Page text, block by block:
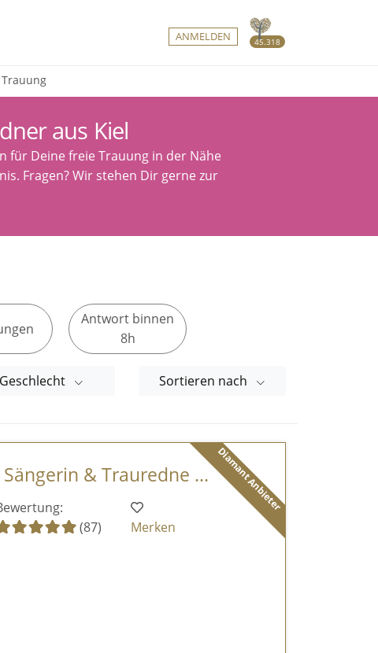
45.318
ANMELDEN
aus Kiel
für Deine freie Trauung in der Nähe
Fragen? Wir stehen Dir gerne zur
Antwort binnen
8h
Geschlecht Sortieren nach
Diamant Anbieter
& Trauredne ...
(87)
Merken